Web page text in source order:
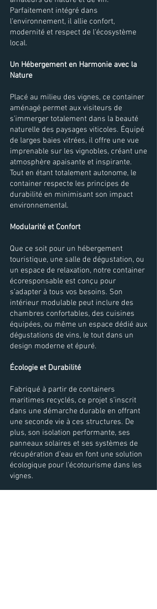
Parfaitement intégré dans
l'environnement, il allie confort,
modernité et respect de l'écosystème
local.
Un Hébergement en Harmonie avec la
Nature
Placé au milieu des vignes, ce container
aménagé permet aux visiteurs de
s’immerger totalement dans la beauté
naturelle des paysages viticoles. Équipé
de larges baies vitrées, il offre une vue
imprenable sur les vignobles, créant une
atmosphère apaisante et inspirante.
Tout en étant totalement autonome, le
container respecte les principes de
durabilité en minimisant son impact
environnemental.
Modularité et Confort
Que ce soit pour un hébergement
touristique, une salle de dégustation, ou
un espace de relaxation, notre container
écoresponsable est conçu pour
s’adapter à tous vos besoins. Son
intérieur modulable peut inclure des
chambres confortables, des cuisines
équipées, ou même un espace dédié aux
dégustations de vins, le tout dans un
design moderne et épuré.
Écologie et Durabilité
Fabriqué à partir de containers
maritimes recyclés, ce projet s’inscrit
dans une démarche durable en offrant
une seconde vie à ces structures. De
plus, son isolation performante, ses
panneaux solaires et ses systèmes de
récupération d’eau en font une solution
écologique pour l'écotourisme dans les
vignes.